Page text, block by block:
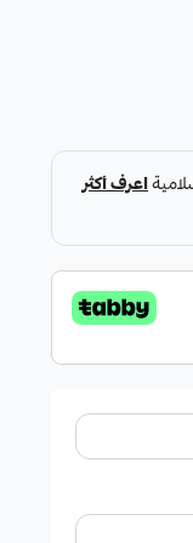
الصغيرة
التي تناسب